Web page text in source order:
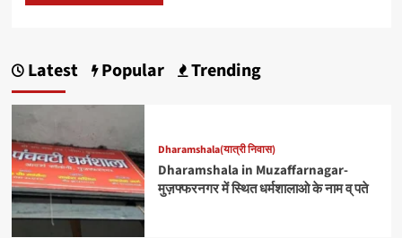
Latest Popular Trending
Dharamshala(यात्री निवास)
Dharamshala in Muzaffarnagar-
मुज़फ्फरनगर में स्थित धर्मशालाओ के नाम व् पते